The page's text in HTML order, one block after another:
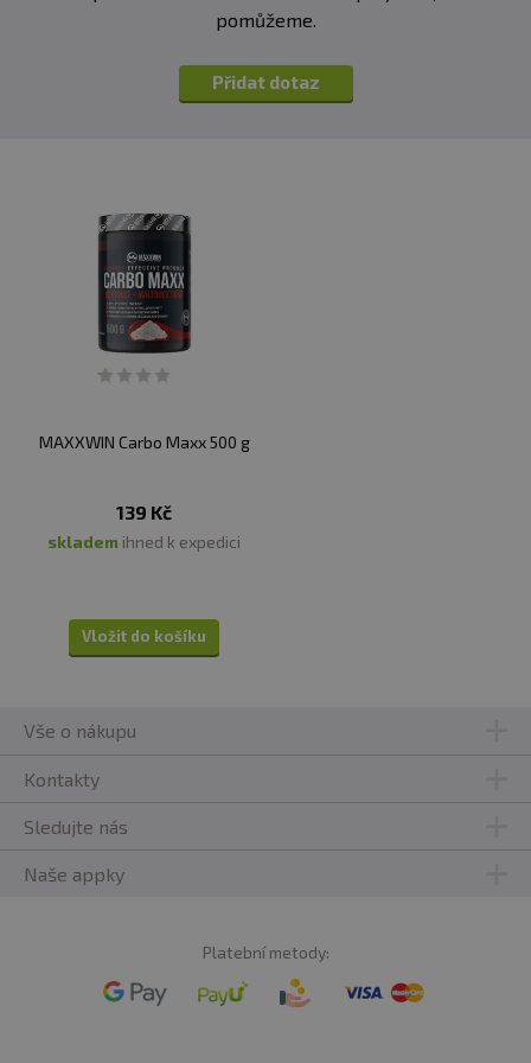
pomůžeme.
Přidat dotaz
MAXXWIN Carbo Maxx 500 g
139 Kč
skladem ihned k expedici
Vložit do košíku
Vše o nákupu
Kontakty
Sledujte nás
Naše appky
Platební metody: